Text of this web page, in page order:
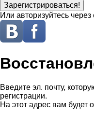
Зарегистрироваться!
Или авторизуйтесь
Введите эл. почту,
регистрации.
На этот адрес вам будет